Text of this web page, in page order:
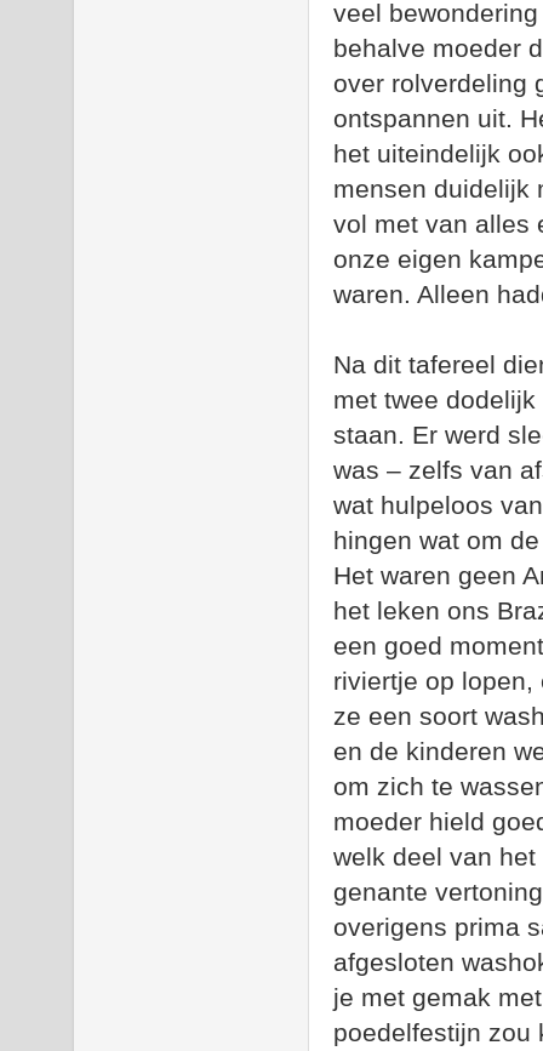
veel
behalve moeder
over rolverdeling
ontspannen uit.
het uiteindelijk
mensen duidelijk
vol met van alles
onze eigen
waren. Alleen
Na dit tafereel
met twee
staan. Er werd
was – zelfs van
wat hulpeloos
hingen wat om
Het waren geen
het leken ons
een goed
riviertje op lopen,
ze een soort
en de kinderen
om zich te
moeder hield
welk deel van
genante
overigens prima
afgesloten
je met gemak
poedelfestijn zou